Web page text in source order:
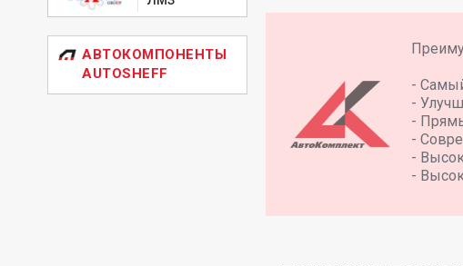
АВТОКОМПОНЕНТЫ
AUTOSHEFF
-
-
-
-
-
-